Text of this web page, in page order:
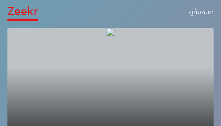
4WD
Zeekr ดูทั้งหมด